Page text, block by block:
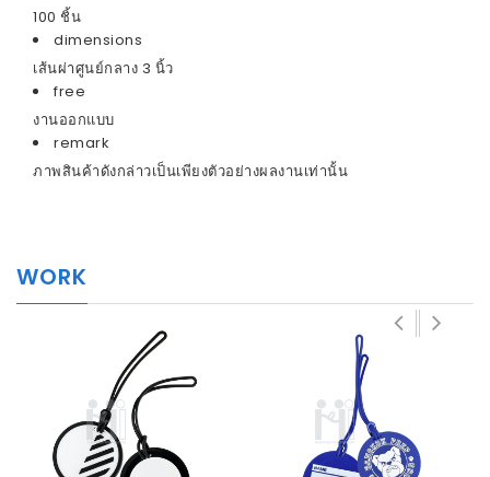
100 ชิ้น
dimensions
เส้นผ่าศูนย์กลาง 3 นิ้ว
free
งานออกแบบ
remark
ภาพสินค้าดังกล่าวเป็นเพียงตัวอย่างผลงานเท่านั้น
WORK